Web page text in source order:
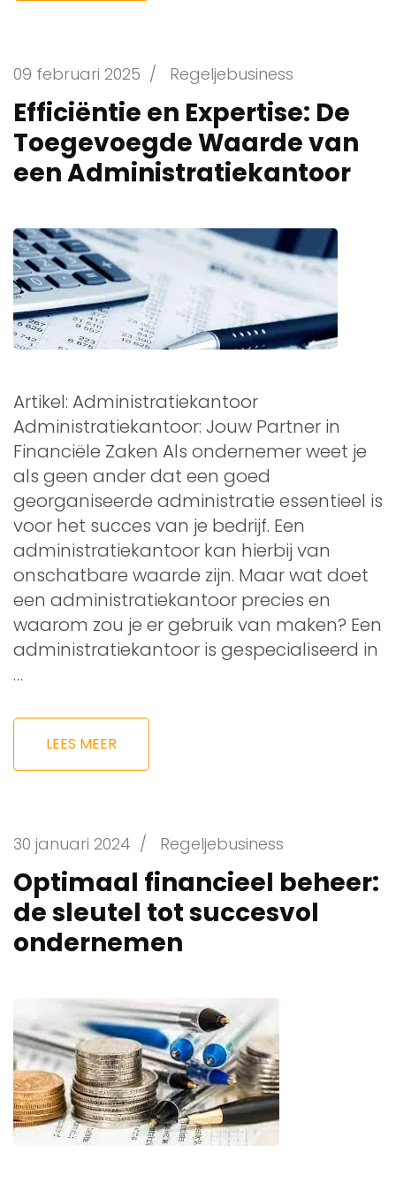
09 februari 2025 / Regeljebusiness
Efficiëntie en Expertise: De
Toegevoegde Waarde van
een Administratiekantoor
Artikel: Administratiekantoor
Administratiekantoor: Jouw Partner in
Financiële Zaken Als ondernemer weet je
als geen ander dat een goed
georganiseerde administratie essentieel is
voor het succes van je bedrijf. Een
administratiekantoor kan hierbij van
onschatbare waarde zijn. Maar wat doet
een administratiekantoor precies en
waarom zou je er gebruik van maken? Een
administratiekantoor is gespecialiseerd in
…
LEES MEER
30 januari 2024 / Regeljebusiness
Optimaal financieel beheer:
de sleutel tot succesvol
ondernemen